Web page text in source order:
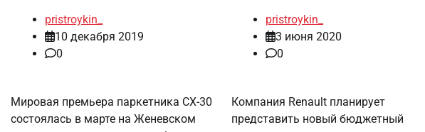
pristroykin_
10 декабря 2019
0
Мировая премьера паркетника CX-30
состоялась в марте на Женевском
pristroykin_
3 июня 2020
0
Компания Renault планирует
представить новый бюджетный